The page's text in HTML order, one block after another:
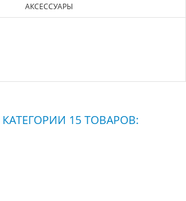
АКСЕССУАРЫ
15 ТОВАРОВ: